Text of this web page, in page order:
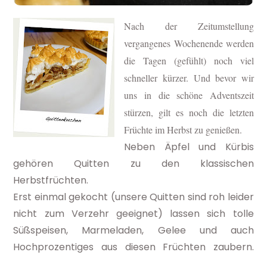
Nach der Zeitumstellung
vergangenes Wochenende werden
die Tagen (gefühlt) noch viel
schneller kürzer. Und bevor wir
uns in die schöne Adventszeit
stürzen, gilt es noch die letzten
Früchte im Herbst zu genießen.
Neben Äpfel und Kürbis
gehören Quitten zu den klassischen
Herbstfrüchten.
Erst einmal gekocht (unsere Quitten sind roh leider
nicht zum Verzehr geeignet) lassen sich tolle
Süßspeisen, Marmeladen, Gelee und auch
Hochprozentiges aus diesen Früchten zaubern.